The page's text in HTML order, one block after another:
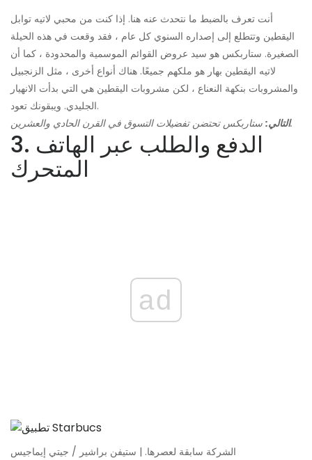
أنت تعرف بالضبط ما نتحدث عنه هنا. إذا كنت من محبي لاتيه توابل
اليقطين وتتطلع إلى إصداره السنوي كل عام ، فقد وقعت في هذه الحيلة
الصغيرة. ستاربكس هو سيد عروض القوائم الموسمية والمحدودة ، كما أن
لاتيه اليقطين بهار هو ملكهم جميعًا. هناك أنواع أخرى ، مثل الزنجبيل
والمشروبات بنكهة النعناع ، لكن مشروبات اليقطين هي التي بدأت الانهيار
الجليدي. ويبقونك تعود.
التالي:ستاربكس تحتضن تفضيلات التسوق في القرن الحادي والعشرين.
3. الدفع والطلب عبر الهاتف
المتحرك
ad
الشركة سابقة لعصرها. | ستيفن براشير / جيتي إيماجيس